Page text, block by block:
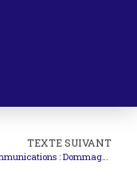
TEXTE SUIVANT
Appel à communications : Dommages de guerre et responsabilité de l’Etat